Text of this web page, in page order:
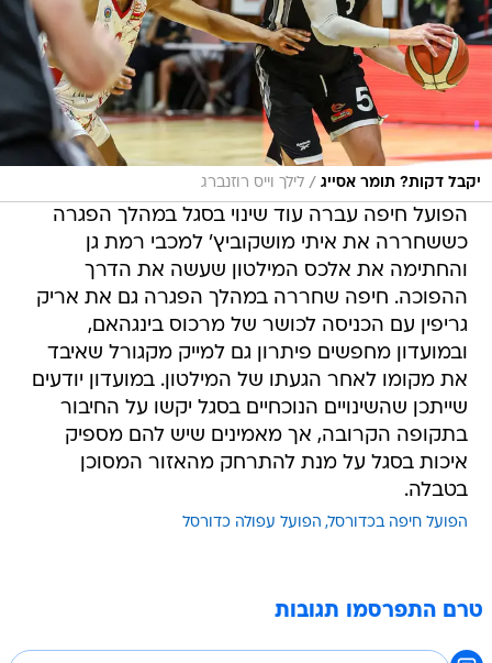
יקבל דקות? תומר אסייג / לילך וייס רוזנברג
הפועל חיפה עברה עוד שינוי בסגל במהלך הפגרה
כששחררה את איתי מושקוביץ' למכבי רמת גן
והחתימה את אלכס המילטון שעשה את הדרך
ההפוכה. חיפה שחררה במהלך הפגרה גם את אריק
גריפין עם הכניסה לכושר של מרכוס בינגהאם,
ובמועדון מחפשים פיתרון גם למייק מקגורל שאיבד
את מקומו לאחר הגעתו של המילטון. במועדון יודעים
שייתכן שהשינויים הנוכחיים בסגל יקשו על החיבור
בתקופה הקרובה, אך מאמינים שיש להם מספיק
איכות בסגל על מנת להתרחק מהאזור המסוכן
בטבלה.
הפועל חיפה בכדורסל הפועל עפולה כדורסל
טרם התפרסמו תגובות